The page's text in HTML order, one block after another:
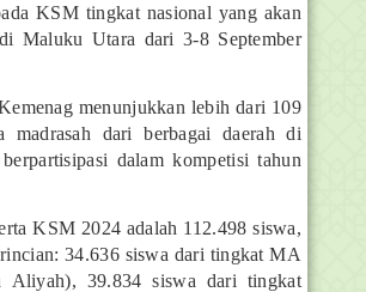
KSM tingkat nasional yang akan
Maluku Utara dari 3-8 September
menunjukkan lebih dari 109
madrasah dari berbagai daerah di
dalam kompetisi tahun
KSM 2024 adalah 112.498 siswa,
34.636 siswa dari tingkat MA
Aliyah), 39.834 siswa dari tingkat